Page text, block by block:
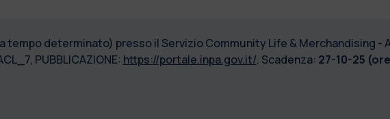
tempo determinato) presso il Servizio Community Life & Merchandising -
PUBBLICAZIONE: https://portale.inpa.gov.it/. Scadenza: 27-10-25